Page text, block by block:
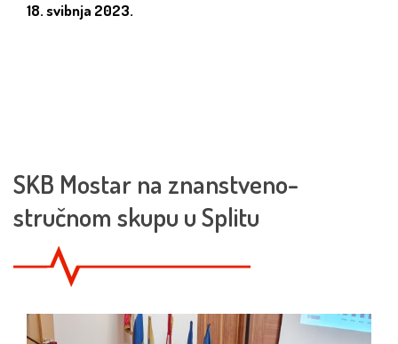
18. svibnja 2023.
SKB Mostar na znanstveno-
stručnom skupu u Splitu